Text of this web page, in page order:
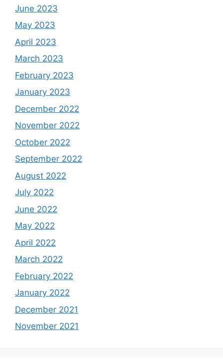
June 2023
May 2023
April 2023
March 2023
February 2023
January 2023
December 2022
November 2022
October 2022
September 2022
August 2022
July 2022
June 2022
May 2022
April 2022
March 2022
February 2022
January 2022
December 2021
November 2021